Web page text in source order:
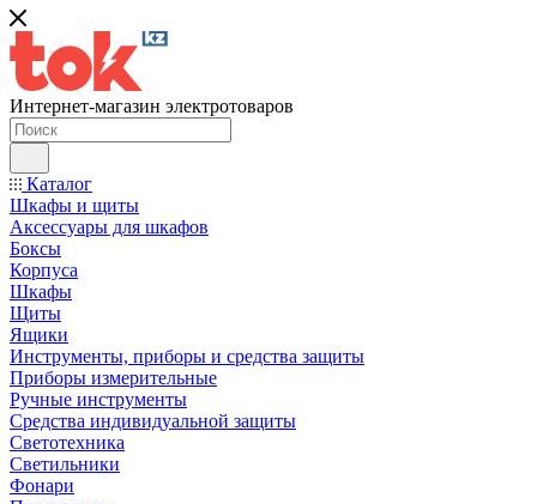
Интернет-магазин электротоваров
Каталог
Шкафы и щиты
Аксессуары для шкафов
Боксы
Корпуса
Шкафы
Щиты
Ящики
Инструменты, приборы и средства защиты
Приборы измерительные
Ручные инструменты
Средства индивидуальной защиты
Светотехника
Светильники
Фонари